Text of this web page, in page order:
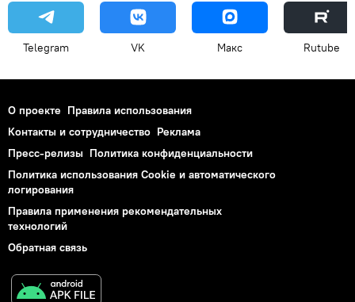
Telegram VK Макс Rutube
О проекте Правила использования
Контакты и сотрудничество Реклама
Пресс-релизы Политика конфиденциальности
Политика использования Cookie и автоматического
логирования
Правила применения рекомендательных
технологий
Обратная связь